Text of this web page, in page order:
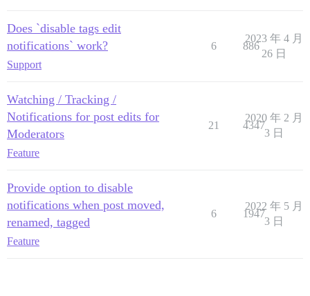
Does `disable tags edit
notifications` work?
Support
6 886
2023 年 4 月
26 日
Watching / Tracking /
Notifications for post edits for
Moderators
Feature
21 4347
2020 年 2 月
3 日
Provide option to disable
notifications when post moved,
renamed, tagged
Feature
6 1947
2022 年 5 月
3 日